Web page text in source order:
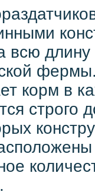
всю
корм в
строго